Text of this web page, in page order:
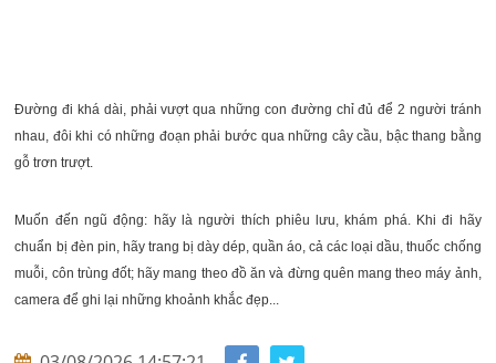
Đường đi khá dài, phải vượt qua những con đường chỉ đủ để 2 người tránh
nhau, đôi khi có những đoạn phải bước qua những cây cầu, bậc thang bằng
gỗ trơn trượt.
Muốn đến ngũ động: hãy là người thích phiêu lưu, khám phá. Khi đi hãy
chuẩn bị đèn pin, hãy trang bị dày dép, quần áo, cả các loại dầu, thuốc chống
muỗi, côn trùng đốt; hãy mang theo đồ ăn và đừng quên mang theo máy ảnh,
camera để ghi lại những khoảnh khắc đẹp...